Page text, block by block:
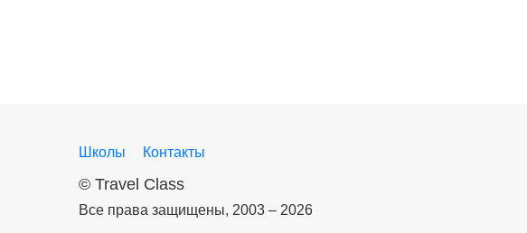
Школы Контакты
© Travel Class
Все права защищены, 2003 – 2026